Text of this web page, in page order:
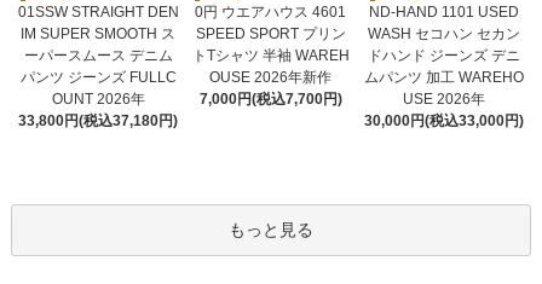
01SSW STRAIGHT DEN
IM SUPER SMOOTH ス
ーパースムース デニム
パンツ ジーンズ FULLC
OUNT 2026年
33,800円(税込37,180円)
0円 ウエアハウス 4601
SPEED SPORT プリン
トTシャツ 半袖 WAREH
OUSE 2026年新作
7,000円(税込7,700円)
ND-HAND 1101 USED
WASH セコハン セカン
ドハンド ジーンズ デニ
ムパンツ 加工 WAREHO
USE 2026年
30,000円(税込33,000円)
もっと見る